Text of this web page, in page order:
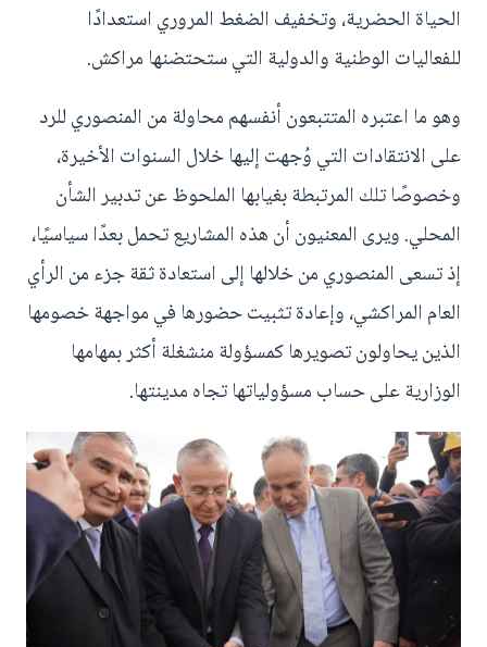
الحياة الحضرية، وتخفيف الضغط المروري استعدادًا
للفعاليات الوطنية والدولية التي ستحتضنها مراكش.
وهو ما اعتبره المتتبعون أنفسهم محاولة من المنصوري للرد
على الانتقادات التي وُجهت إليها خلال السنوات الأخيرة،
وخصوصًا تلك المرتبطة بغيابها الملحوظ عن تدبير الشأن
المحلي. ويرى المعنيون أن هذه المشاريع تحمل بعدًا سياسيًا،
إذ تسعى المنصوري من خلالها إلى استعادة ثقة جزء من الرأي
العام المراكشي، وإعادة تثبيت حضورها في مواجهة خصومها
الذين يحاولون تصويرها كمسؤولة منشغلة أكثر بمهامها
الوزارية على حساب مسؤولياتها تجاه مدينتها.